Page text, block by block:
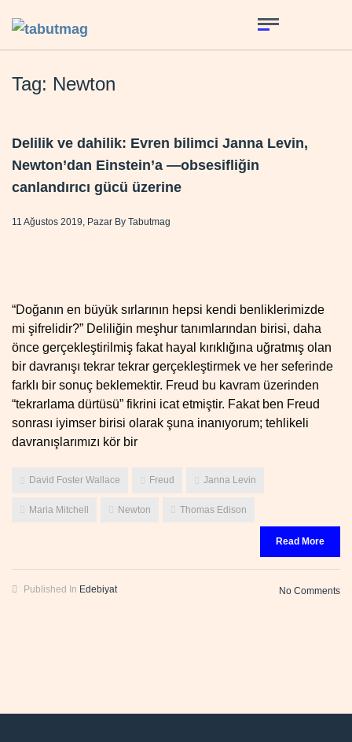
Tag: Newton
Delilik ve dahilik: Evren bilimci Janna Levin,
Newton’dan Einstein’a —obsesifliğin
canlandırıcı gücü üzerine
11 Ağustos 2019, Pazar By Tabutmag
“Doğanın en büyük sırlarının hepsi kendi benliklerimizde
mi şifrelidir?” Deliliğin meşhur tanımlarından birisi, daha
önce gerçekleştirilmiş fakat hayal kırıklığına uğratmış olan
bir davranışı tekrar tekrar gerçekleştirmek ve her seferinde
farklı bir sonuç beklemektir. Freud bu kavram üzerinden
“tekrarlama dürtüsü” fikrini icat etmiştir. Fakat ben Freud
sonrası iyimser birisi olarak şuna inanıyorum; tehlikeli
davranışlarımızı kör bir
David Foster Wallace Freud Janna Levin
Maria Mitchell Newton Thomas Edison
Read More
Published In Edebiyat No Comments